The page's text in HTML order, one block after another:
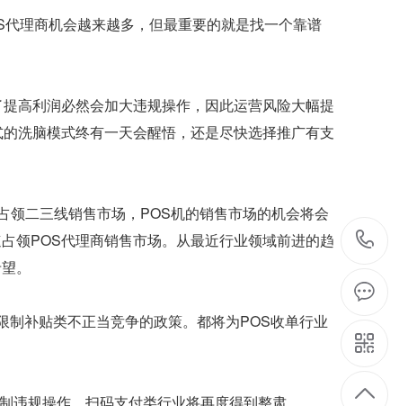
理商机会越来越多，但最重要的就是找一个靠谱
高利润必然会加大违规操作，因此运营风险大幅提
洗脑模式终有一天会醒悟，还是尽快选择推广有支
二三线销售市场，POS机的销售市场的机会将会
领POS代理商销售市场。从最近行业领域前进的趋
。
补贴类不正当竞争的政策。都将为POS收单行业